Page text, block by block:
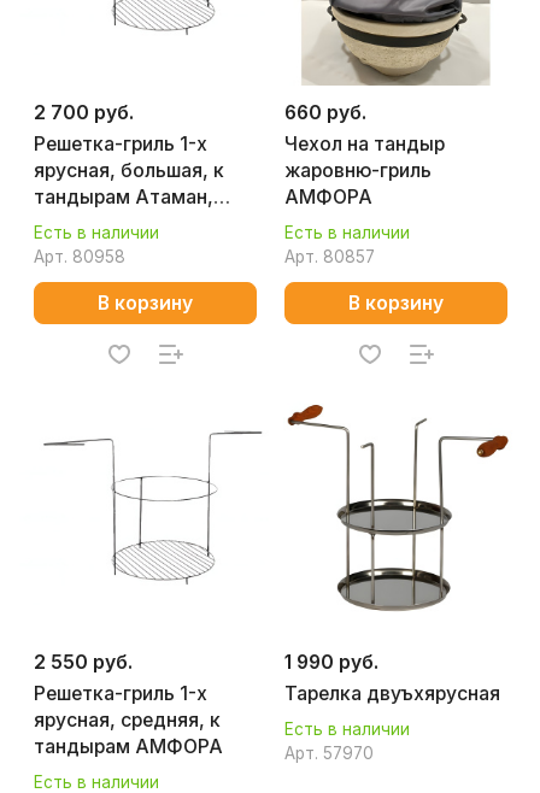
2 700 руб.
Решетка-гриль 1-х
ярусная, большая, к
тандырам Атаман,
Аладдин, Восточный,
Скиф АМФОРА
Есть в наличии
Арт. 80958
В корзину
660 руб.
Чехол на тандыр
жаровню-гриль
АМФОРА
Есть в наличии
Арт. 80857
В корзину
2 550 руб.
Решетка-гриль 1-х
ярусная, средняя, к
тандырам АМФОРА
Есть в наличии
1 990 руб.
Тарелка двуъхярусная
Есть в наличии
Арт. 57970